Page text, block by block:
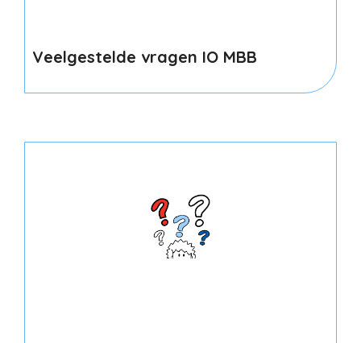
Veelgestelde vragen IO MBB